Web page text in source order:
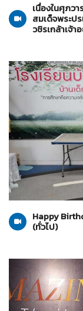
เนื่องในศุภว
สมเด็จพระป
วชิรเกล้าเจ้า
25-07-2567
Happy
(ทั่วไป)